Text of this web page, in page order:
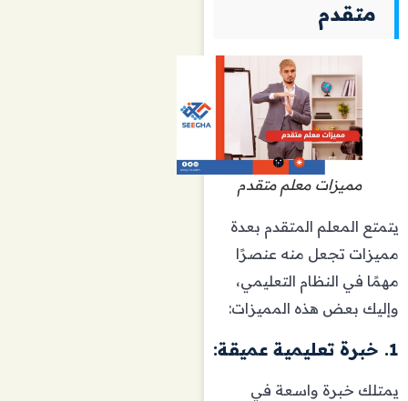
متقدم
مميزات معلم متقدم
يتمتع المعلم المتقدم بعدة
مميزات تجعل منه عنصرًا
مهمًا في النظام التعليمي،
وإليك بعض هذه المميزات:
1. خبرة تعليمية عميقة:
يمتلك خبرة واسعة في